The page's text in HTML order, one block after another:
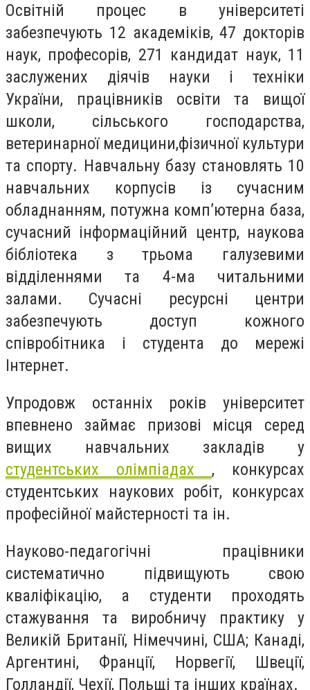
Освітній процес в університеті
забезпечують 12 академіків, 47 докторів
наук, професорів, 271 кандидат наук, 11
заслужених діячів науки і техніки
України, працівників освіти та вищої
школи, сільського господарства,
ветеринарної медицини,фізичної культури
та спорту. Навчальну базу становлять 10
навчальних корпусів із сучасним
обладнанням, потужна комп’ютерна база,
сучасний інформаційний центр, наукова
бібліотека з трьома галузевими
відділеннями та 4-ма читальними
залами. Сучасні ресурсні центри
забезпечують доступ кожного
співробітника і студента до мережі
Інтернет.
Упродовж останніх років університет
впевнено займає призові місця серед
вищих навчальних закладів у
студентських олімпіадах , конкурсах
студентських наукових робіт, конкурсах
професійної майстерності та ін.
Науково-педагогічні працівники
систематично підвищують свою
кваліфікацію, а студенти проходять
стажування та виробничу практику у
Великій Британії, Німеччині, США; Канаді,
Аргентині, Франції, Норвегії, Швеції,
Голландії, Чехії, Польщі та інших країнах.